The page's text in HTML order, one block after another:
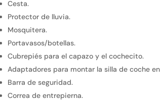
Cesta.
Protector de lluvia.
Mosquitera.
Portavasos/botellas.
Cubrepiés para el capazo y el cochecito.
Adaptadores para montar la silla de coche
Barra de seguridad.
Correa de entrepierna.